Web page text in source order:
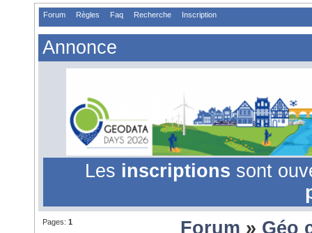
Forum Règles Faq Recherche Inscription
Annonce
Les inscriptions sont
Pages: 1 Forum » Géo